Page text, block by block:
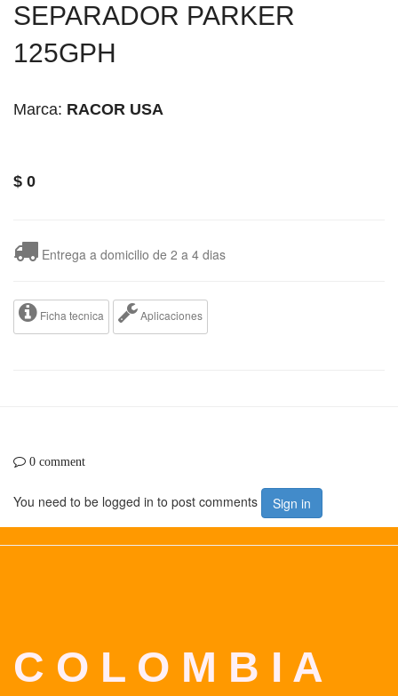
SEPARADOR PARKER
125GPH
Marca: RACOR USA
$ 0
Entrega a domicilio de 2 a 4 dias
Ficha tecnica Aplicaciones
0 comment
You need to be logged in to post comments Sign in
C O L O M B I A